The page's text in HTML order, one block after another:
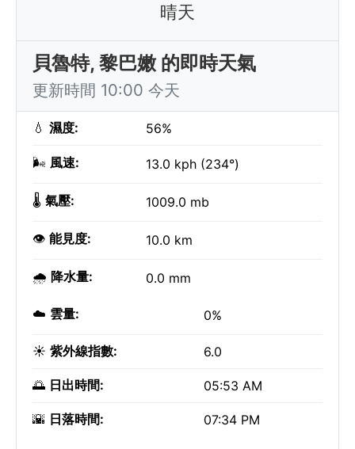
晴天
貝魯特, 黎巴嫩 的即時天氣
更新時間 10:00 今天
💧 濕度: 56%
🌬️ 風速: 13.0 kph (234°)
🌡️ 氣壓: 1009.0 mb
👁️ 能見度: 10.0 km
🌧️ 降水量: 0.0 mm
☁️ 雲量: 0%
☀️ 紫外線指數: 6.0
🌅 日出時間: 05:53 AM
🌇 日落時間: 07:34 PM